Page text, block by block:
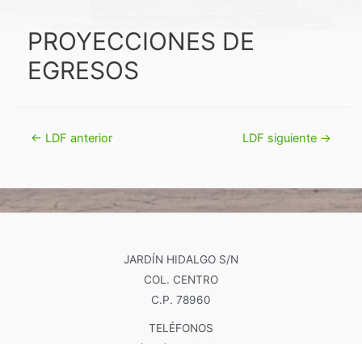
PROYECCIONES DE
EGRESOS
Navegación
← LDF anterior LDF siguiente →
JARDÍN HIDALGO S/N
COL. CENTRO
C.P. 78960
TELÉFONOS
(486) 855 20 27